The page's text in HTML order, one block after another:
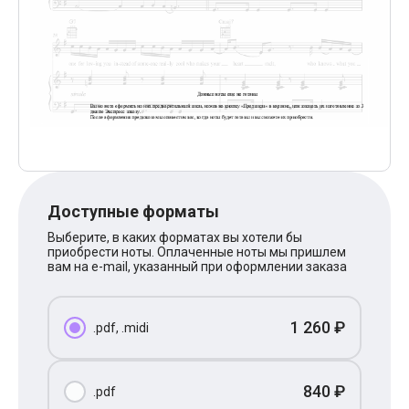
XOLIDAYBOY
Ваня Дмитриенко
Анна Герман
Полина Гагарина
Монеточка
Ласковый Май
BTS
Макс Корж
Алена Швец
Michael Jackson
Modern Talking
BEARWOLF
Юрий Шатунов
Мария Чайковская
Доступные форматы
Выберите, в каких форматах вы хотели бы
приобрести ноты. Оплаченные ноты мы пришлем
вам на e-mail, указанный при оформлении заказа
.pdf, .midi 1 260 ₽
.pdf 840 ₽